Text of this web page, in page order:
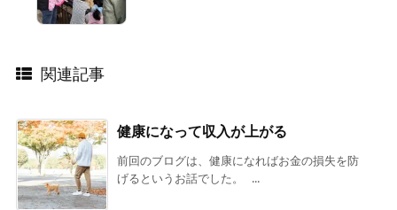
関連記事
健康になって収入が上がる
前回のブログは、健康になればお金の損失を防
げるというお話でした。 ...